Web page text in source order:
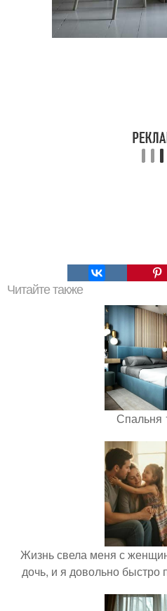
Читайте также
Спальня
Жизнь свела меня с
дочь, и я довольно быстро